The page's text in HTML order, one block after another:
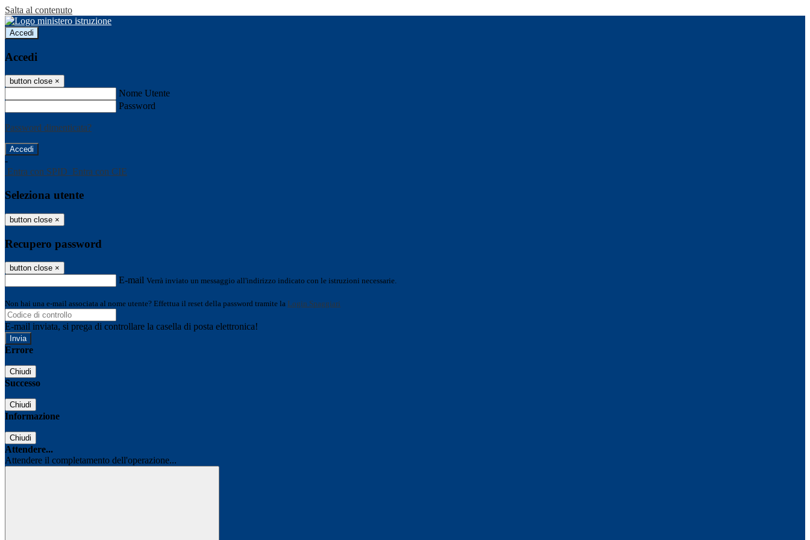
Salta al contenuto
Accedi
Accedi
button close ×
Nome Utente
Password
Password dimenticata?
-
Entra con SPID Entra con CIE
Seleziona utente
button close ×
Recupero password
button close ×
E-mail Verrà inviato un messaggio all'indirizzo indicato con le istruzioni necessarie.
Non hai una e-mail associata al nome utente? Effettua il reset della password tramite la Login Spaggiari
E-mail inviata, si prega di controllare la casella di posta elettronica!
Errore
Chiudi
Successo
Chiudi
Informazione
Chiudi
Attendere...
Attendere il completamento dell'operazione...